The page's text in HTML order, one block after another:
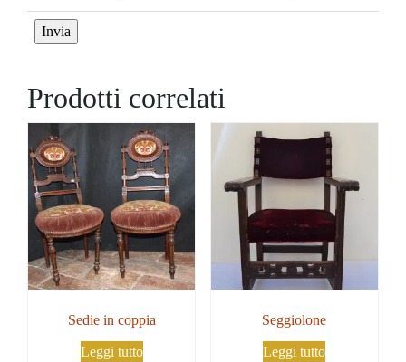
Prodotti correlati
Sedie in coppia
Leggi tutto
Seggiolone
Leggi tutto